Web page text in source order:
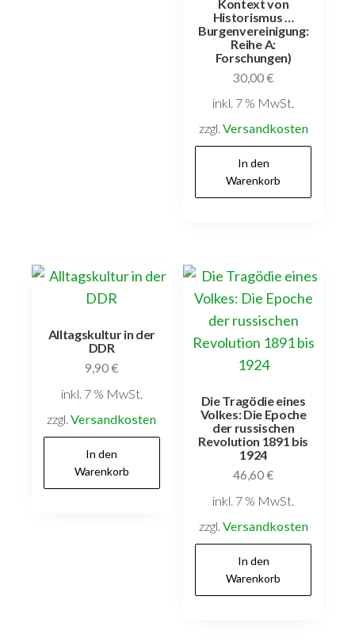
Kontext von
Historismus …
Burgenvereinigung:
Reihe A:
Forschungen)
30,00€
inkl. 7 % MwSt.
zzgl. Versandkosten
In den
Warenkorb
Alltagskultur in der
DDR
9,90€
inkl. 7 % MwSt.
zzgl.Versandkosten
In den
Warenkorb
Die Tragödie eines
Volkes: Die Epoche
der russischen
Revolution 1891 bis
1924
46,60€
inkl. 7 % MwSt.
zzgl. Versandkosten
In den
Warenkorb